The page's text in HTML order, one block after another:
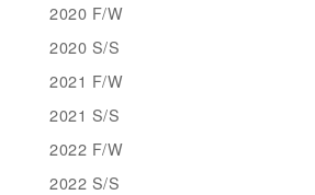
2020 F/W
2020 S/S
2021 F/W
2021 S/S
2022 F/W
2022 S/S